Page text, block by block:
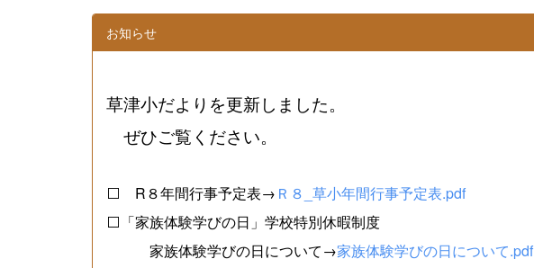
お知らせ
草津小だよりを更新しました。
ぜひご覧ください。
⬜ R８年間行事予定表→ Ｒ８_草小年間行事予定表.pdf
⬜「家族体験学びの日」学校特別休暇制度
家族体験学びの日について→家族体験学びの日について.pdf